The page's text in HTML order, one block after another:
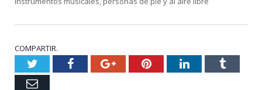
COMPARTIR.
TwitterFacebookGoogle+PinterestLinkedInTumblr
Email